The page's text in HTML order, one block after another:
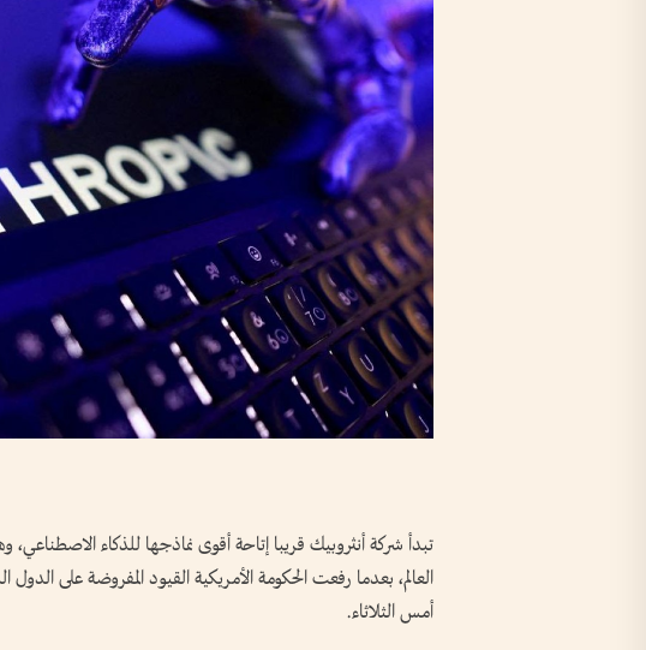
العالم، بعدما رفعت الحكومة الأمريكية القيود المفروضة على
أمس الثلاثاء.